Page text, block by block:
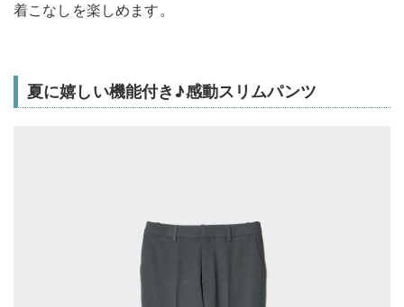
着こなしを楽しめます。
夏に嬉しい機能付き♪感動スリムパンツ